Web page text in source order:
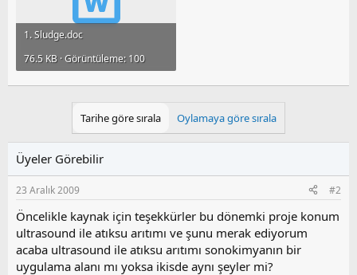
1. Sludge.doc
76.5 KB · Görüntüleme: 100
Tarihe göre sırala Oylamaya göre sırala
Üyeler Görebilir
23 Aralık 2009 #2
Öncelikle kaynak için teşekkürler bu dönemki proje konum
ultrasound ile atıksu arıtımı ve şunu merak ediyorum
acaba ultrasound ile atıksu arıtımı sonokimyanın bir
uygulama alanı mı yoksa ikisde aynı şeyler mi?